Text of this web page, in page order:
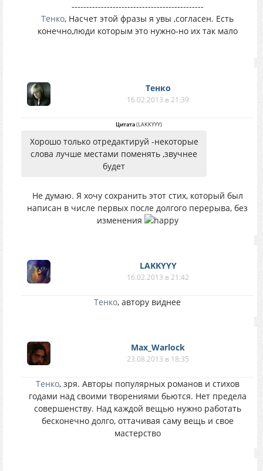
---------------------------------------------
Тенко, Насчет этой фразы я увы ,согласен. Есть
конечно,люди которым это нужно-но их так мало
Тенко
16.02.2013 в 21:39
Цитата(LAKKYYY)
Хорошо только отредактируй -некоторые
слова лучше местами поменять ,звучнее
будет
Не думаю. Я хочу сохранить этот стих, который был
написан в числе первых после долгого перерыва, без
изменения
LAKKYYY
16.02.2013 в 21:42
Тенко, автору виднее
Max_Warlock
23.08.2013 в 18:35
Тенко, зря. Авторы популярных романов и стихов
годами над своими творениями бьются. Нет предела
совершенству. Над каждой вещью нужно работать
бесконечно долго, оттачивая саму вещь и свое
мастерство